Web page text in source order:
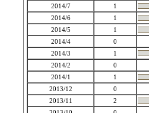
2014/7
1
2014/6
1
2014/5
1
2014/4
0
2014/3
1
2014/2
0
2014/1
1
2013/12
0
2013/11
2